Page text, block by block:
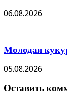
06.08.2026
Молодая
05.08.2026
Оставить